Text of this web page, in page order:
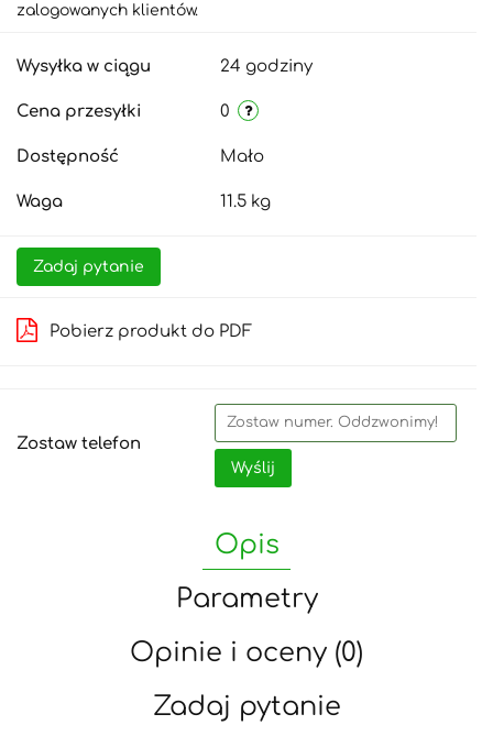
zalogowanych klientów.
Wysyłka w ciągu 24 godziny
Cena przesyłki 0
Dostępność Mało
Waga 11.5 kg
Zadaj pytanie
Pobierz produkt do PDF
Zostaw telefon
Wyślij
Opis
Parametry
Opinie i oceny (0)
Zadaj pytanie